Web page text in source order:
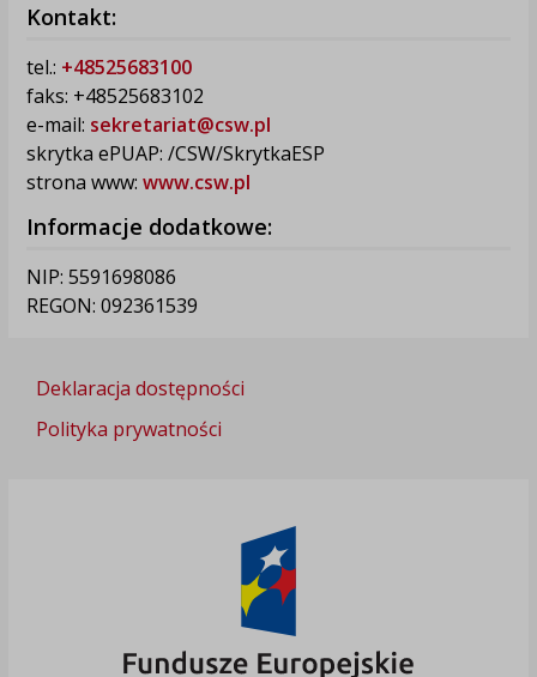
Kontakt:
tel.: +48525683100
faks: +48525683102
e-mail: sekretariat@csw.pl
skrytka ePUAP: /CSW/SkrytkaESP
strona www: www.csw.pl
Informacje dodatkowe:
NIP: 5591698086
REGON: 092361539
Deklaracja dostępności
Polityka prywatności